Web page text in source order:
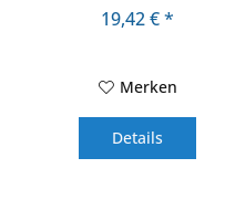
19,42 € *
Merken
Details